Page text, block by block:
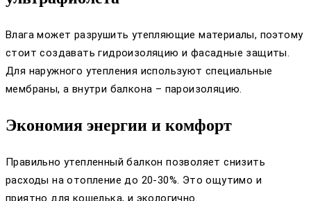
Влага может разрушить утепляющие материалы, поэтому
стоит создавать гидроизоляцию и фасадные защиты.
Для наружного утепления используют специальные
мембраны, а внутри балкона – пароизоляцию.
Экономия энергии и комфорт
Правильно утепленный балкон позволяет снизить
расходы на отопление до 20-30%. Это ощутимо и
приятно для кошелька, и экологично.